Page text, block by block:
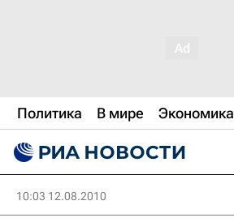
Политика В мире Экономика
10:03 12.08.2010